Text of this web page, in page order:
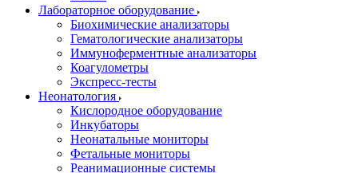
Лабораторное оборудование
Биохимические анализаторы
Гематологические анализаторы
Иммуноферментные анализаторы
Коагулометры
Экспресс-тесты
Неонатология
Кислородное оборудование
Инкубаторы
Неонатальные мониторы
Фетальные мониторы
Реанимационные системы